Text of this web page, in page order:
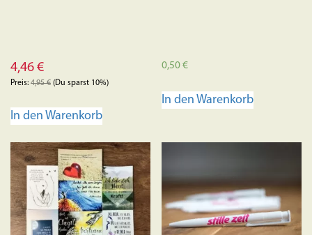
4,46 €
Preis: 4,95€ (Du sparst 10%)
In den Warenkorb
0,50€
In den Warenkorb